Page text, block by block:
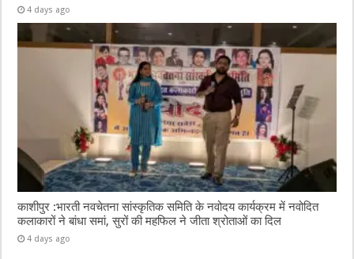
4 days ago
काशीपुर :भारती नवचेतना सांस्कृतिक समिति के नवोदय कार्यक्रम में नवोदित
कलाकारों ने बांधा समां, सुरों की महफिल ने जीता श्रोताओं का दिल
4 days ago